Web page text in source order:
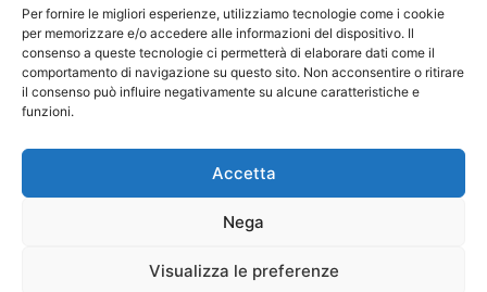
Per fornire le migliori esperienze, utilizziamo tecnologie come i cookie
per memorizzare e/o accedere alle informazioni del dispositivo. Il
consenso a queste tecnologie ci permetterà di elaborare dati come il
comportamento di navigazione su questo sito. Non acconsentire o ritirare
il consenso può influire negativamente su alcune caratteristiche e
funzioni.
Accetta
Nega
Visualizza le preferenze
Supplemento al numero 52 di Astigiani testata registrata al
Tribunale di Asti n. 4 del 2012, direttore responsabile Sergio
Miravalle.
Privacy policy
gestione consensi